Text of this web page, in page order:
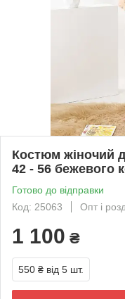
Костюм жіночий
42 - 56 бежевого
Готово до відправки
Код: 25063
Опт і
1 100 ₴
550 ₴ від 5 шт.